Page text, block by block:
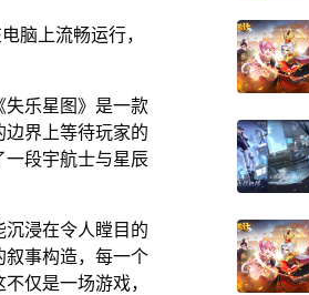
脑上流畅运行，
失乐星图》是一款
界上等待玩家的
一段宇航士与星辰
沉浸在令人瞠目的
叙事构造，每一个
仅是一场游戏，